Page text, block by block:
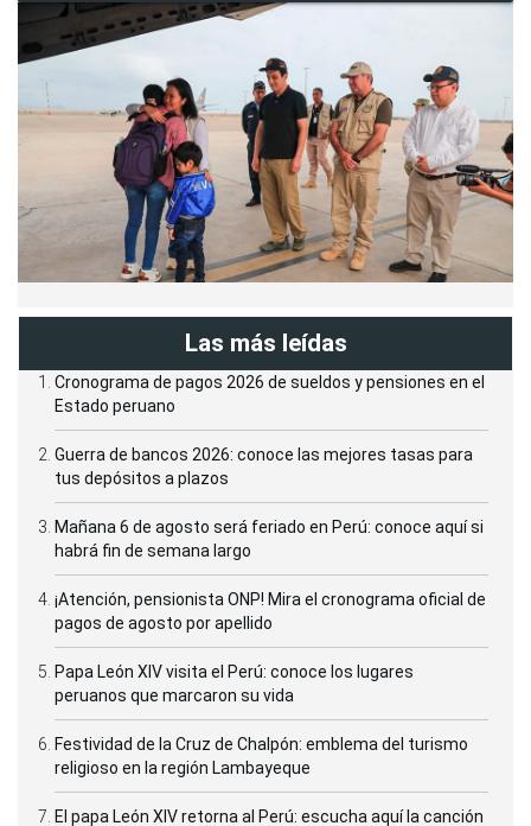
Las más leídas
Cronograma de pagos 2026 de sueldos y pensiones en el
Estado peruano
Guerra de bancos 2026: conoce las mejores tasas para
tus depósitos a plazos
Mañana 6 de agosto será feriado en Perú: conoce aquí si
habrá fin de semana largo
¡Atención, pensionista ONP! Mira el cronograma oficial de
pagos de agosto por apellido
Papa León XIV visita el Perú: conoce los lugares
peruanos que marcaron su vida
Festividad de la Cruz de Chalpón: emblema del turismo
religioso en la región Lambayeque
El papa León XIV retorna al Perú: escucha aquí la canción